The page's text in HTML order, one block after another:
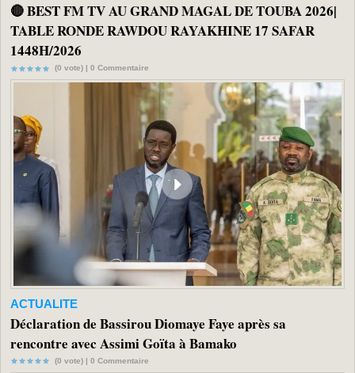
🔴 BEST FM TV AU GRAND MAGAL DE TOUBA 2026|
TABLE RONDE RAWDOU RAYAKHINE 17 SAFAR
1448H/2026
(0 vote) | 0 Commentaire
ACTUALITE
Déclaration de Bassirou Diomaye Faye après sa
rencontre avec Assimi Goïta à Bamako
(0 vote) | 0 Commentaire